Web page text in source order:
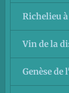
Richelieu
Vin de la
Genèse de